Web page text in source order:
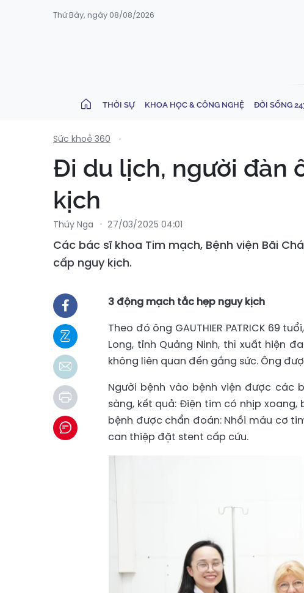
Thứ Bảy, ngày 08/08/2026
THỜI SỰ KHOA HỌC & CÔNG NGHỆ ĐỜI SỐNG
Sức khoẻ 360
Đi du lịch, người đàn
kịch
Thúy Nga 27/03/2025 04:01
Các bác sĩ khoa Tim mạch, Bệnh viện Bãi
cấp nguy kịch.
3 động mạch tắc hẹp nguy kịch
Theo đó ông GAUTHIER PATRICK 69
Long, tỉnh Quảng Ninh, thì xuất hiện
không liên quan đến gắng sức. Ông
Người bệnh vào bệnh viện được
sàng, kết quả: Điện tim có nhịp xoang,
bệnh được chẩn đoán: Nhồi máu cơ
can thiệp đặt stent cấp cứu.